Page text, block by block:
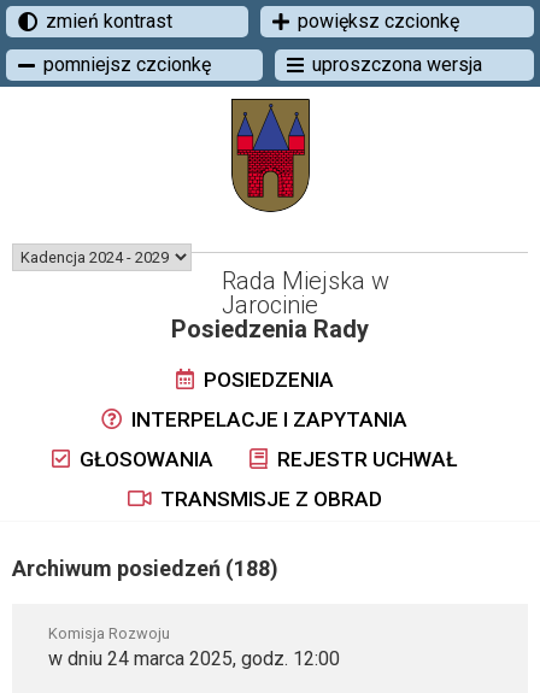
zmień kontrast
powiększ czcionkę
pomniejsz czcionkę
uproszczona wersja
Rada Miejska w
Jarocinie
Posiedzenia Rady
POSIEDZENIA
INTERPELACJE I ZAPYTANIA
GŁOSOWANIA
REJESTR UCHWAŁ
TRANSMISJE Z OBRAD
Archiwum posiedzeń (188)
Komisja Rozwoju
w dniu 24 marca 2025, godz. 12:00